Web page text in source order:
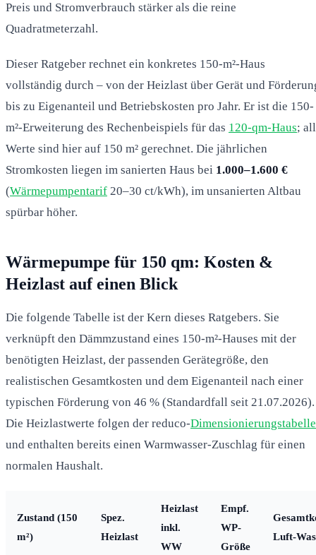
Preis und Stromverbrauch stärker als die reine
Quadratmeterzahl.
Dieser Ratgeber rechnet ein konkretes 150-m²-Haus
vollständig durch – von der Heizlast über Gerät und
bis zu Eigenanteil und Betriebskosten pro Jahr. Er ist die 150-
m²-Erweiterung des Rechenbeispiels für das 120-qm-Haus;
Werte sind hier auf 150 m² gerechnet. Die jährlichen
Stromkosten liegen im sanierten Haus bei 1.000–1.600 €
(Wärmepumpentarif 20–30 ct/kWh), im unsanierten Altbau
spürbar höher.
Wärmepumpe für 150 qm: Kosten &
Heizlast auf einen Blick
Die folgende Tabelle ist der Kern dieses Ratgebers. Sie
verknüpft den Dämmzustand eines 150-m²-Hauses mit der
benötigten Heizlast, der passenden Gerätegröße, den
realistischen Gesamtkosten und dem Eigenanteil nach einer
typischen Förderung von 46 % (Standardfall seit 21.07.2026).
Die Heizlastwerte folgen der reduco-Dimensionierungstabelle
und enthalten bereits einen Warmwasser-Zuschlag für einen
normalen Haushalt.
Zustand (150
m²)
Spez.
Heizlast
Heizlast
inkl.
WW
Empf.
WP-
Größe
Luft-